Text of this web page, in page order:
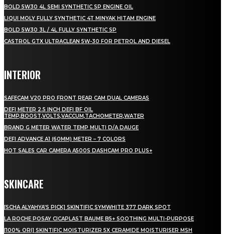
BOLD 5W30 4L SEMI SYNTHETIC SP ENGINE OIL
LIQUI MOLY FULLY SYNTHETIC 4T MINYAK HITAM ENGINE
BOLD 5W30 3L / 4L FULLY SYNTHETIC SP
CASTROL GTX ULTRACLEAN 5W-30 FOR PETROL AND DIESEL
INTERIOR
SAFECAM V20 PRO FRONT REAR CAM DUAL CAMERAS
DEFI METER 2.5 INCH DEFI BF OIL
TEMP,BOOST,VOLTS,VACCUM,TACHOMETER,WATER
BRAND G METER WATER TEMP MULTI D/A DAUGE
DEFI ADVANCE A1 (60MM) METER – 7 COLORS
HOT SALES CAR CAMERA A500S DASHCAM PRO PLUS+
SKINCARE
[SCHA ALYAHYA’S PICK] SKINTIFIC SYMWHITE 377 DARK SPOT
LA ROCHE POSAY CICAPLAST BAUME B5+ SOOTHING MULTI-PURPOSE
[100% ORI] SKINTIFIC MOISTURIZER 5X CERAMIDE MOISTURISER MSH